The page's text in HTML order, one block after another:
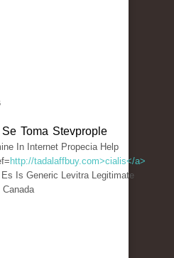
Toma Stevprople
In Internet Propecia Help
http://tadalaffbuy.com>cialis</a>
Is Generic Levitra Legitimate
Canada